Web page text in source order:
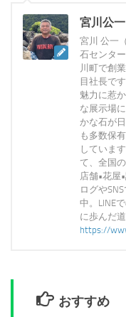
宮川公一
宮川 公一
石センタ
川町で創
目社長で
魅力に惹
な展示場
かな石が
も多数保
していま
て、全国
店舗•花屋
ログや
中。LINE
に歩んだ
https://
おすすめ